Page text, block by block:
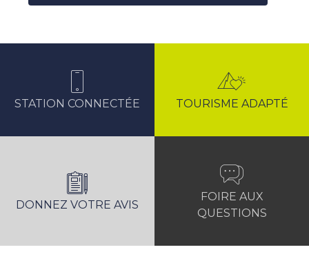
STATION CONNECTÉE TOURISME ADAPTÉ
DONNEZ VOTRE AVIS
FOIRE AUX
QUESTIONS